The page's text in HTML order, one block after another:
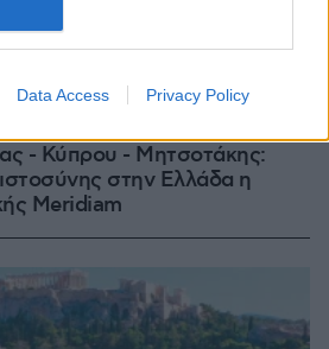
Data Access Privacy Policy
- Κύπρου - Μητσοτάκης:
στην Ελλάδα η
Meridiam